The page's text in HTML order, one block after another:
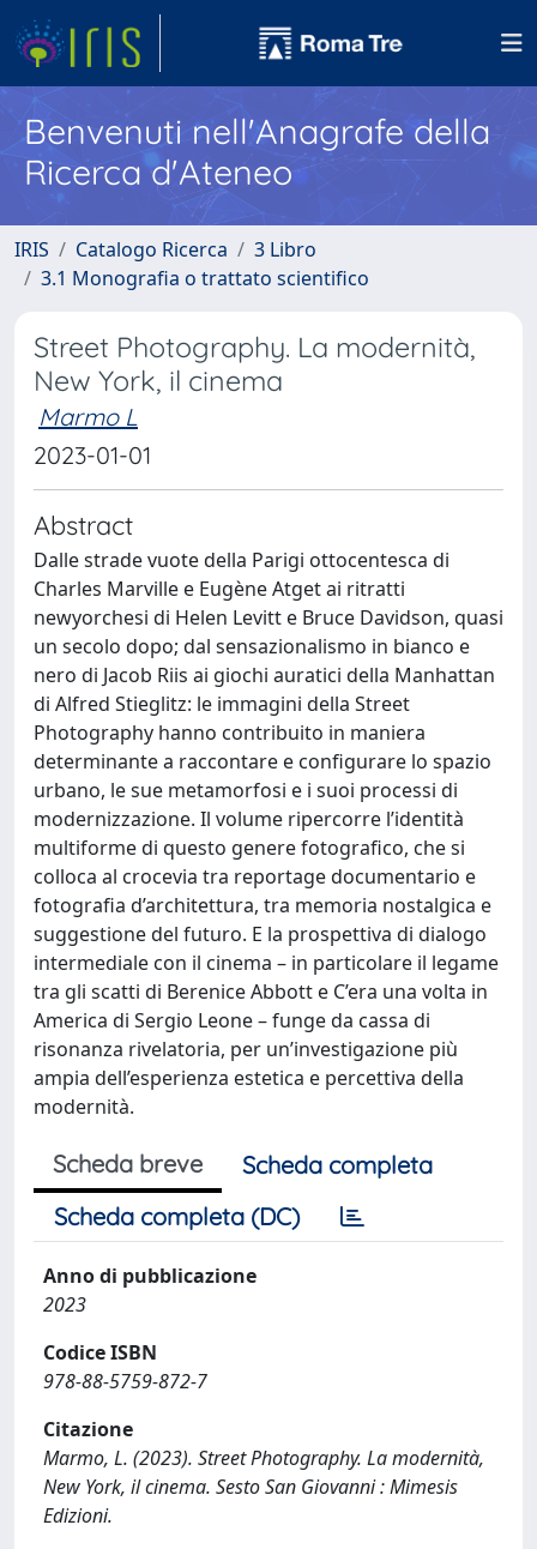
Benvenuti nell'Anagrafe della
Ricerca d'Ateneo
IRIS Catalogo Ricerca
3 Libro
3.1 Monografia o trattato scientifico
Street Photography. La modernità,
New York, il cinema
Marmo L
2023-01-01
Abstract
Dalle strade vuote della Parigi ottocentesca di
Charles Marville e Eugène Atget ai ritratti
newyorchesi di Helen Levitt e Bruce Davidson, quasi
un secolo dopo; dal sensazionalismo in bianco e
nero di Jacob Riis ai giochi auratici della Manhattan
di Alfred Stieglitz: le immagini della Street
Photography hanno contribuito in maniera
determinante a raccontare e configurare lo spazio
urbano, le sue metamorfosi e i suoi processi di
modernizzazione. Il volume ripercorre l’identità
multiforme di questo genere fotografico, che si
colloca al crocevia tra reportage documentario e
fotografia d’architettura, tra memoria nostalgica e
suggestione del futuro. E la prospettiva di dialogo
intermediale con il cinema – in particolare il legame
tra gli scatti di Berenice Abbott e C’era una volta in
America di Sergio Leone – funge da cassa di
risonanza rivelatoria, per un’investigazione più
ampia dell’esperienza estetica e percettiva della
modernità.
Scheda breve
Scheda completa
Scheda completa (DC)
Anno di pubblicazione
2023
Codice ISBN
978-88-5759-872-7
Citazione
Marmo, L. (2023). Street Photography. La modernità,
New York, il cinema. Sesto San Giovanni : Mimesis
Edizioni.